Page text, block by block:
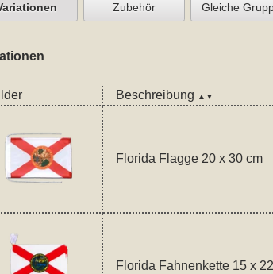
Zubehör Gleiche
Beschreibung ▲▼
Florida Flagge 20 x 30 cm
Florida Fahnenkette 15 x